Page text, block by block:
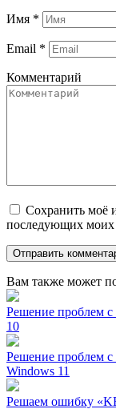
Имя *
Email *
Комментарий
Сохранить моё
последующих моих
Вам также может
Решение проблем с
10
Решение проблем с
Windows 11
Решаем ошибку